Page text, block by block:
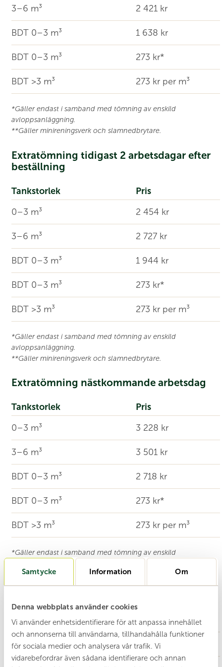
Samtycke Information Om
Denna webbplats använder cookies
Vi använder enhetsidentifierare för att anpassa innehållet
och annonserna till användarna, tillhandahålla funktioner
för sociala medier och analysera vår trafik. Vi
vidarebefordrar även sådana identifierare och annan
3–6 m³ 2 421 kr
BDT 0–3 m³ 1 638 kr
BDT 0–3 m³ 273 kr*
BDT >3 m³ 273 kr per m³
*Gäller endast i samband med tömning av enskild
avloppsanläggning.
**Gäller minireningsverk och slamnedbrytare.
Extratömning tidigast 2 arbetsdagar efter
beställning
Tankstorlek Pris
0–3 m³ 2 454 kr
3–6 m³ 2 727 kr
BDT 0–3 m³ 1 944 kr
BDT 0–3 m³ 273 kr*
BDT >3 m³ 273 kr per m³
*Gäller endast i samband med tömning av enskild
avloppsanläggning.
**Gäller minireningsverk och slamnedbrytare.
Extratömning nästkommande arbetsdag
Tankstorlek Pris
0–3 m³ 3 228 kr
3–6 m³ 3 501 kr
BDT 0–3 m³ 2 718 kr
BDT 0–3 m³ 273 kr*
BDT >3 m³ 273 kr per m³
*Gäller endast i samband med tömning av enskild
**Gäller minireningsverk och slamnedbrytare.
Tjänst
Jourtömning inom 8 timmar